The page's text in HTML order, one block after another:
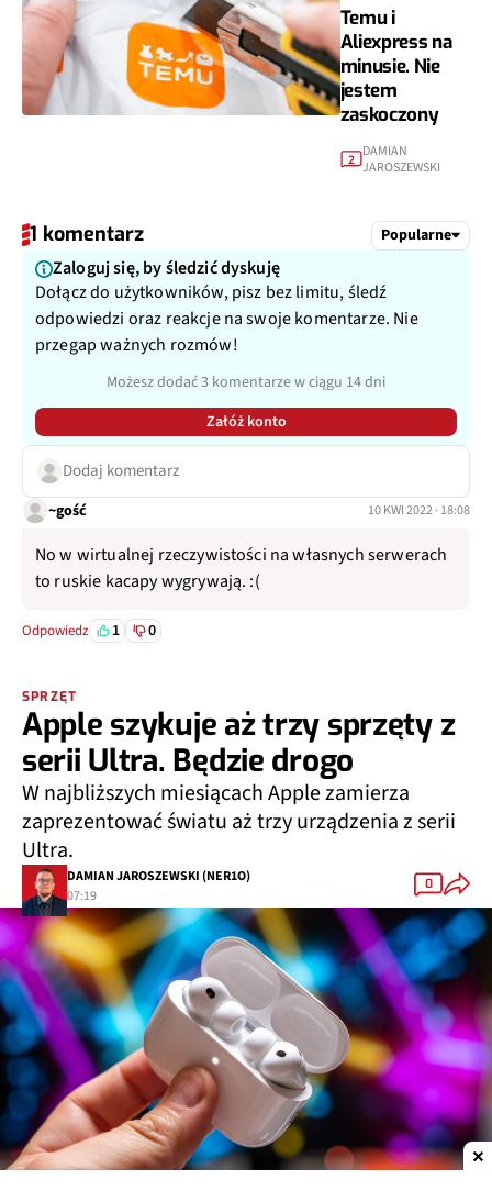
Temu i
Aliexpress na
minusie. Nie
jestem
zaskoczony
2 DAMIAN
JAROSZEWSKI
1 komentarz Popularne
Zaloguj się, by śledzić dyskuję
Dołącz do użytkowników, pisz bez limitu, śledź
odpowiedzi oraz reakcje na swoje komentarze. Nie
przegap ważnych rozmów!
Możesz dodać 3 komentarze w ciągu 14 dni
Załóż konto
Dodaj komentarz
~gość 10 KWI 2022 · 18:08
No w wirtualnej rzeczywistości na własnych serwerach
to ruskie kacapy wygrywają. :(
Odpowiedz 1 0
SPRZĘT
Apple szykuje aż trzy sprzęty z
serii Ultra. Będzie drogo
W najbliższych miesiącach Apple zamierza
zaprezentować światu aż trzy urządzenia z serii
Ultra.
DAMIAN JAROSZEWSKI (NER1O)
07:19
0